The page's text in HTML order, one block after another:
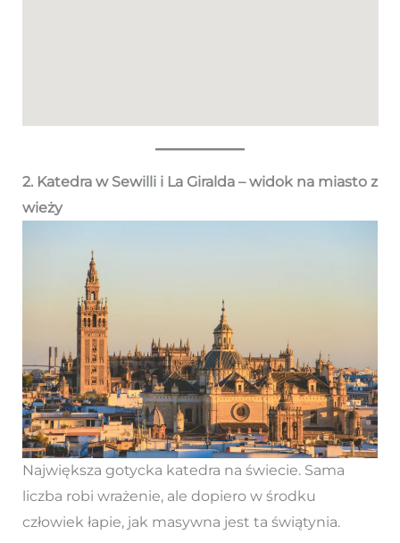
2. Katedra w Sewilli i La Giralda – widok na miasto z
wieży
Największa gotycka katedra na świecie. Sama
liczba robi wrażenie, ale dopiero w środku
człowiek łapie, jak masywna jest ta świątynia.